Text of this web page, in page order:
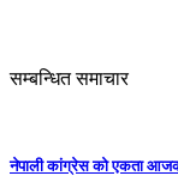
सम्बन्धित समाचार
नेपाली कांग्रेस को एकता